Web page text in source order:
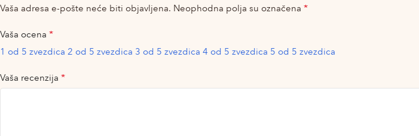
Vaša adresa e-pošte neće biti objavljena. Neophodna polja su označena *
Vaša ocena *
1 od 5 zvezdica 2 od 5 zvezdica 3 od 5 zvezdica 4 od 5 zvezdica 5 od 5 zvezdica
Vaša recenzija *